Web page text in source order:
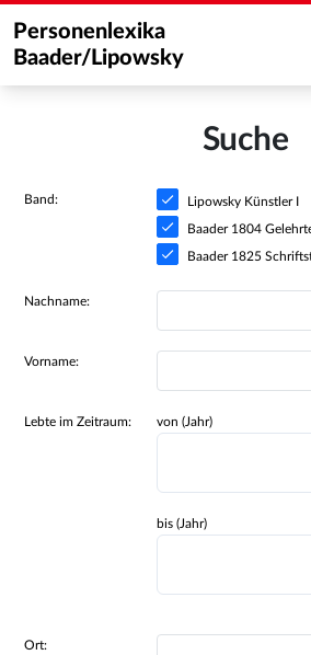
Personenlexika
Baader/Lipowsky
Suche
Band: Lipowsky Künstler I
Baader 1804
Baader 1825
Nachname:
Vorname:
Lebte im Zeitraum: von (Jahr)
bis (Jahr)
Ort: